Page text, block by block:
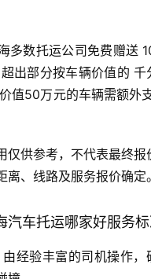
多数托运公司免费赠送
出部分按车辆价值的 千
值50万元的车辆需额外
仅供参考，不代表最终报
、线路及服务报价确定。
汽车托运哪家好服务
由经验丰富的司机操作，